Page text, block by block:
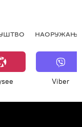
НАОРУЖАЊЕ
Viber